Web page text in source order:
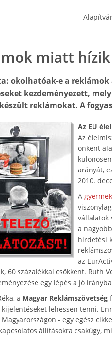
miatt
okolhatóak-e a
kezdeményezett,
reklámokat. A
Az EU
Az
önként
arányát,
2010.
A
vállalatok
a
hirdetési
az
60 százalékkal csökkent. Ruth
egy lépés a jó
a Magyar Reklámszövetség
lehessen tenni.
- egy egész
állításokra csakúgy,